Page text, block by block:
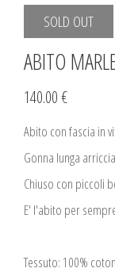
SOLD OUT
ABITO
140.00 €
Abito con fascia in
Gonna lunga
Chiuso con piccoli
E' l'abito per
Tessuto: 100%